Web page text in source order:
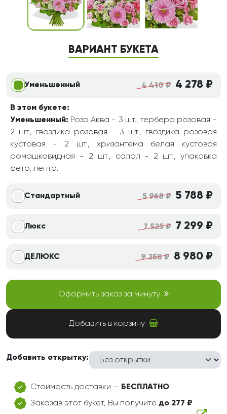
ВАРИАНТ БУКЕТА
Уменьшенный 4 410 ₽ 4 278 ₽
В этом букете:
Уменьшенный: Роза Аква - 3 шт., гербера розовая -
2 шт., гвоздика розовая - 3 шт., гвоздика розовая
кустовая - 2 шт., хризантема белая кустовая
ромашковидная - 2 шт., салал - 2 шт., упаковка
фетр, лента.
Стандартный 5 968 ₽ 5 788 ₽
Люкс 7 525 ₽ 7 299 ₽
ДЕЛЮКС 9 258 ₽ 8 980 ₽
Оформить заказ за минуту
Добавить в корзину
Добавить открытку:
Стоимость доставки — БЕСПЛАТНО
Заказав этот букет, Вы получите до 277 ₽